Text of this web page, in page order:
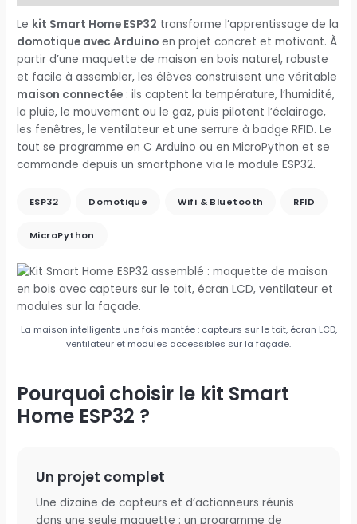
Le kit Smart Home ESP32 transforme l’apprentissage de la
domotique avec Arduino en projet concret et motivant. À
partir d’une maquette de maison en bois naturel, robuste
et facile à assembler, les élèves construisent une véritable
maison connectée : ils captent la température, l’humidité,
la pluie, le mouvement ou le gaz, puis pilotent l’éclairage,
les fenêtres, le ventilateur et une serrure à badge RFID. Le
tout se programme en C Arduino ou en MicroPython et se
commande depuis un smartphone via le module ESP32.
ESP32 Domotique Wifi & Bluetooth RFID
MicroPython
La maison intelligente une fois montée : capteurs sur le toit, écran LCD,
ventilateur et modules accessibles sur la façade.
Pourquoi choisir le kit Smart
Home ESP32 ?
Un projet complet
Une dizaine de capteurs et d’actionneurs réunis
dans une seule maquette : un programme de